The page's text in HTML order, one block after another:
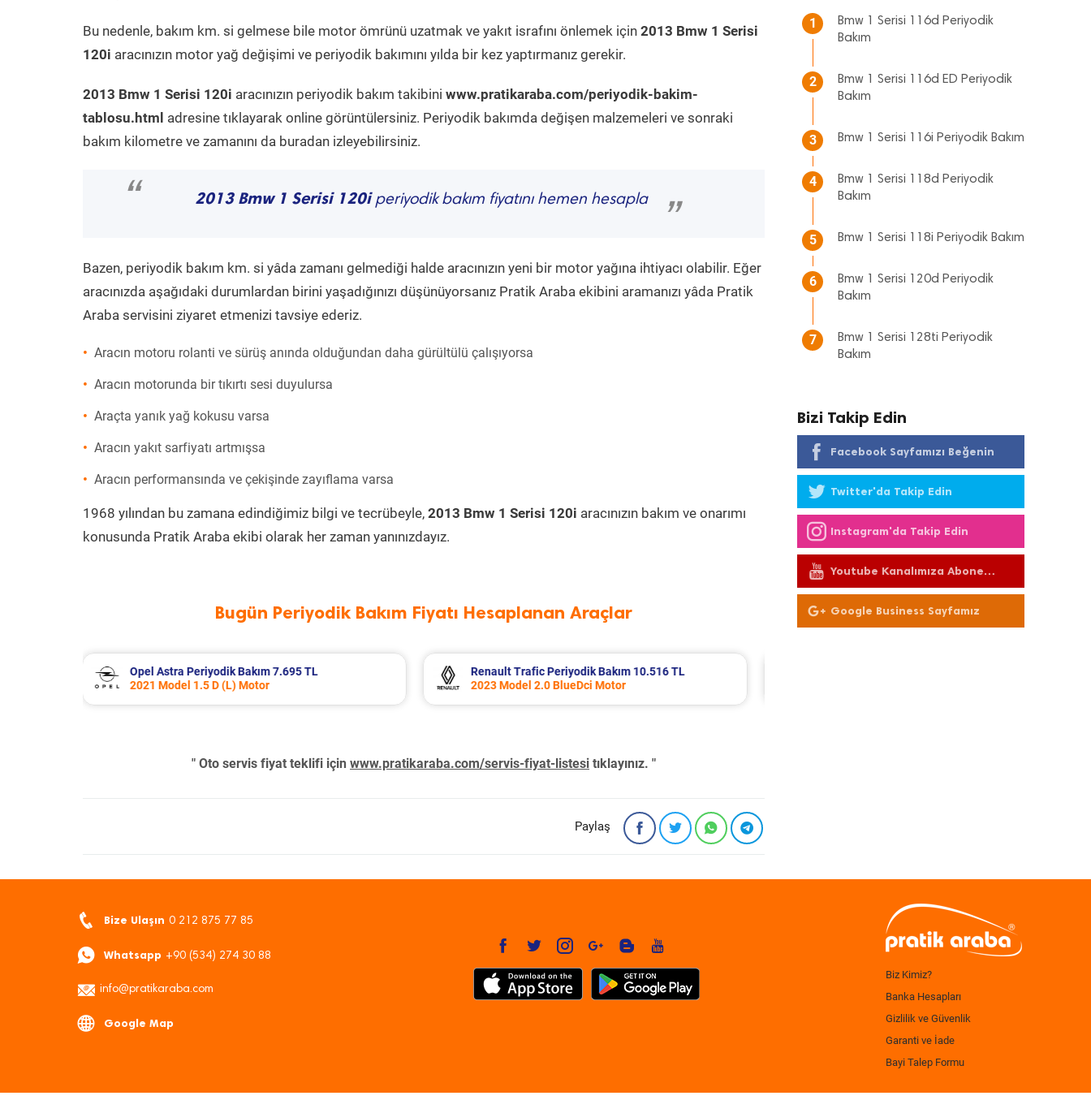
Bu nedenle, bakım km. si gelmese bile motor ömrünü uzatmak ve yakıt israfını önlemek için 2013 Bmw 1 Serisi
120i aracınızın motor yağ değişimi ve periyodik bakımını yılda bir kez yaptırmanız gerekir.
2013 Bmw 1 Serisi 120i aracınızın periyodik bakım takibini www.pratikaraba.com/periyodik-bakim-
tablosu.html adresine tıklayarak online görüntülersiniz. Periyodik bakımda değişen malzemeleri ve sonraki
bakım kilometre ve zamanını da buradan izleyebilirsiniz.
“ 2013 Bmw 1 Serisi 120iperiyodik bakım fiyatını hemen hesapla
”
Bazen, periyodik bakım km. si yâda zamanı gelmediği halde aracınızın yeni bir motor yağına ihtiyacı olabilir. Eğer
aracınızda aşağıdaki durumlardan birini yaşadığınızı düşünüyorsanız Pratik Araba ekibini aramanızı yâda Pratik
Araba servisini ziyaret etmenizi tavsiye ederiz.
Aracın motoru rolanti ve sürüş anında olduğundan daha gürültülü çalışıyorsa
Aracın motorunda bir tıkırtı sesi duyulursa
Araçta yanık yağ kokusu varsa
Aracın yakıt sarfiyatı artmışsa
Aracın performansında ve çekişinde zayıflama varsa
1968 yılından bu zamana edindiğimiz bilgi ve tecrübeyle, 2013 Bmw 1 Serisi 120i aracınızın bakım ve onarımı
konusunda Pratik Araba ekibi olarak her zaman yanınızdayız.
Bugün Periyodik Bakım Fiyatı Hesaplanan Araçlar
Renault Trafic Periyodik Bakım 10.516 TL
2023 Model 2.0 BlueDci Motor
Opel Corsa Periyodik Bakım 7.133 TL
2015 Model 1.2 Motor
" Oto servis fiyat teklifi için www.pratikaraba.com/servis-fiyat-listesi tıklayınız. "
Paylaş
1
Bmw 1 Serisi 116d Periyodik
Bakım
2
Bmw 1 Serisi 116d ED Periyodik
Bakım
3 Bmw 1 Serisi 116i Periyodik Bakım
4
Bmw 1 Serisi 118d Periyodik
Bakım
5 Bmw 1 Serisi 118i Periyodik Bakım
6
Bmw 1 Serisi 120d Periyodik
Bakım
7
Bmw 1 Serisi 128ti Periyodik
Bakım
Bizi Takip Edin
Facebook Sayfamızı Beğenin
Twitter'da Takip Edin
Instagram'da Takip Edin
Youtube Kanalımıza Abone
Olun
Google Business Sayfamız
Bize Ulaşın 0 212 875 77 85
Whatsapp +90 (534) 274 30 88
info@pratikaraba.com
Google Map
Biz Kimiz?
Banka Hesapları
Gizlilik ve Güvenlik
Garanti ve İade
Bayi Talep Formu